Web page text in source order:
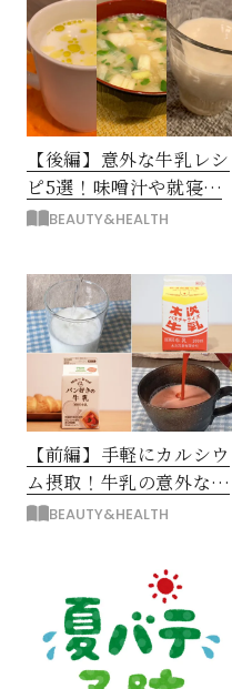
【後編】意外な牛乳レシ
ピ5選！味噌汁や就寝前
にもBEAUTY&HEALTH
【前編】手軽にカルシウ
ム摂取！牛乳の意外な飲
み方BEAUTY&HEALTH